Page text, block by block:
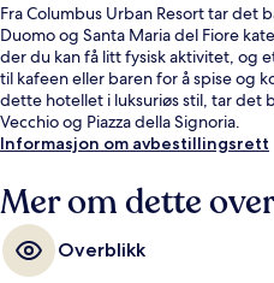
Fra Columbus Urban Resort tar det
Duomo og Santa Maria del Fiore
der du kan få litt fysisk aktivitet, og
til kafeen eller baren for å spise og
dette hotellet i luksuriøs stil, tar det
Vecchio og Piazza della Signoria.
Informasjon om avbestillingsrett
Mer om dette
Overblikk